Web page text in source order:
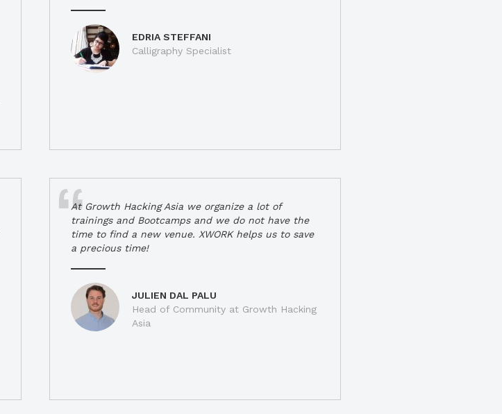
EDRIA STEFFANI
Calligraphy Specialist
At Growth Hacking Asia we organize a lot of
trainings and Bootcamps and we do not have the
time to find a new venue. XWORK helps us to save
a precious time!
JULIEN DAL PALU
Head of Community at Growth Hacking
Asia